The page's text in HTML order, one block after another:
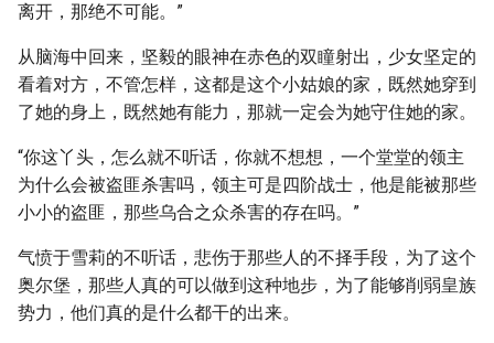
离开，那绝不可能。”
从脑海中回来，坚毅的眼神在赤色的双瞳射出，少女坚定的
看着对方，不管怎样，这都是这个小姑娘的家，既然她穿到
了她的身上，既然她有能力，那就一定会为她守住她的家。
“你这丫头，怎么就不听话，你就不想想，一个堂堂的领主
为什么会被盗匪杀害吗，领主可是四阶战士，他是能被那些
小小的盗匪，那些乌合之众杀害的存在吗。”
气愤于雪莉的不听话，悲伤于那些人的不择手段，为了这个
奥尔堡，那些人真的可以做到这种地步，为了能够削弱皇族
势力，他们真的是什么都干的出来。